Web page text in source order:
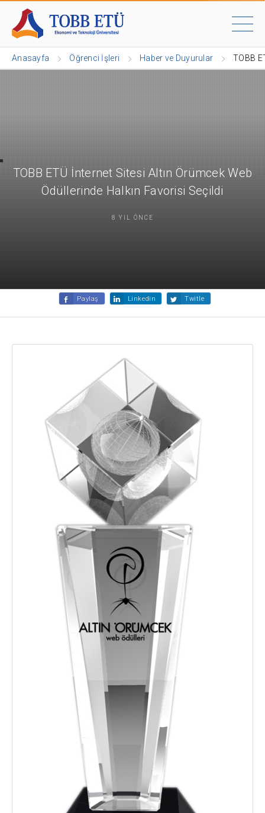
Anasayfa Öğrenci İşleri Haber ve Duyurular TOBB
TOBB ETÜ İnternet Sitesi Altın Örümcek Web
Ödüllerinde Halkın Favorisi Seçildi
8 YIL ÖNCE
Paylaş Linkedin Twitle